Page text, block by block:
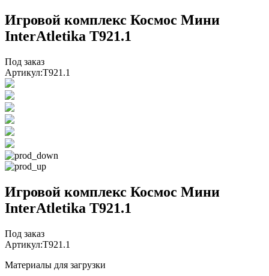
Игровой комплекс Космос Мини
InterAtletika Т921.1
Под заказ
Артикул:T921.1
Игровой комплекс Космос Мини
InterAtletika Т921.1
Под заказ
Артикул:T921.1
Материалы для загрузки